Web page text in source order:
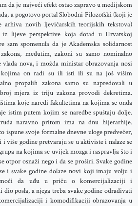
da je najveći efekt ostao zapravo u medijskom
a pogotovo portal Slobodni Filozofski (koji je
arhiva novih ljevičarskih teorijskih tekstova)
lijeve perspektive koja dotad u Hrvatskoj
sam spomenula da je Akademska solidarnost
međutim, zakoni su samo nominalno
nova, i možda ministar obrazovanja nosi
on radi su ili isti ili su na još višim
propalih zakona samo su napredovali u
mjera iz triju zakona provodi dekretima.
koje naredi fakultetima na kojima se onda
istim putem kojim se naredbe spuštaju dolje.
naravno pritom ima na dnu hijerarhije.
ispune svoje formalne dnevne uloge predvečer,
i više godine pretvaraju se u aktiviste i nalaze se
na kojima se uvijek mozga i raspravlja što i
otpor osnaži nego i da se proširi. Svake godine
i svake godine dolaze novi koji imaju volju i
da uđu u priču o komercijalizaciji i
posla, a njega treba svake godine odrađivati
i komodifikaciji obrazovanja u